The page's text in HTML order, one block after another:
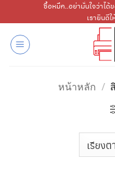
ไป
เนื้อหา
ซื้อหมึก..อย่ามั่นใจว่าได้
เรายินดี
หน้าหลัก /